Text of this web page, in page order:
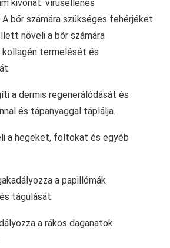
kivonat: vírusellenes
A bőr számára szükséges fehérjéket
növeli a bőr számára
termelését és
a dermis regenerálódását és
és tápanyaggal táplálja.
a hegeket, foltokat és egyéb
a papillómák
tágulását.
a rákos daganatok